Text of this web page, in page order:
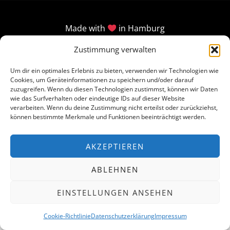
Zustimmung verwalten
Um dir ein optimales Erlebnis zu bieten, verwenden wir Technologien wie
Cookies, um Geräteinformationen zu speichern und/oder darauf
zuzugreifen. Wenn du diesen Technologien zustimmst, können wir Daten
wie das Surfverhalten oder eindeutige IDs auf dieser Website
verarbeiten. Wenn du deine Zustimmung nicht erteilst oder zurückziehst,
können bestimmte Merkmale und Funktionen beeinträchtigt werden.
AKZEPTIEREN
ABLEHNEN
EINSTELLUNGEN ANSEHEN
Cookie-RichtlinieDatenschutzerklärungImpressum
Made with in Hamburg